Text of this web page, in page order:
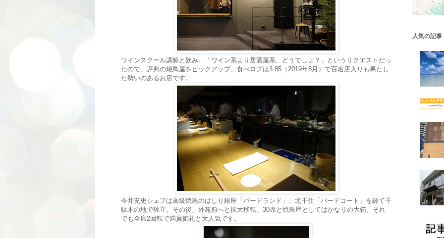
ワインスクール講師と飲み。「ワイン系より居酒屋系、どうでしょ？」というリクエストだっ
たので、評判の焼鳥屋をピックアップ。食べログは3.85（2019年8月）で百名店入りも果たし
た勢いのあるお店です。
今井充史シェフは高級焼鳥のはしり銀座「バードランド」、北千住「バードコート」を経て千
駄木の地で独立。その後、外苑前へと拡大移転。30席と焼鳥屋としてはかなりの大箱。それ
でも全席2回転で満員御礼と大人気です。
人気の記事